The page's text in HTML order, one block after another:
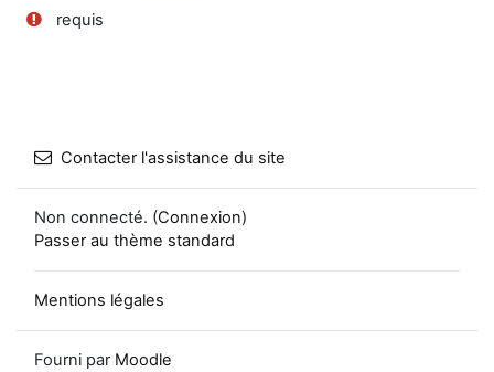
requis
Contacter l'assistance du site
Non connecté. (Connexion)
Passer au thème standard
Mentions légales
Fourni par Moodle